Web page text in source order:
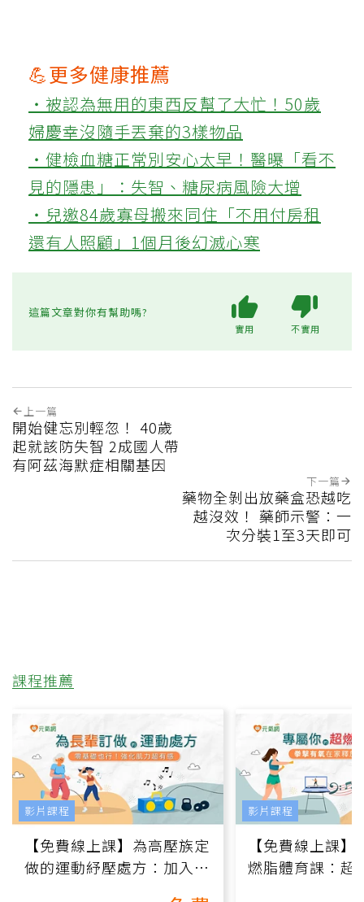
💪更多健康推薦
‧被認為無用的東西反幫了大忙！50歲
婦慶幸沒隨手丟棄的3樣物品
‧健檢血糖正常別安心太早！醫曝「看不
見的隱患」：失智、糖尿病風險大增
‧兒邀84歲寡母搬來同住「不用付房租
還有人照顧」1個月後幻滅心寒
這篇文章對你有幫助嗎?
實用 不實用
上一篇
開始健忘別輕忽！ 40歲
起就該防失智 2成國人帶
有阿茲海默症相關基因
下一篇
藥物全剝出放藥盒恐越吃
越沒效！ 藥師示警：一
次分裝1至3天即可
課程推薦
【免費線上課】為高壓族定
做的運動紓壓處方：加入行
影片課程
【免費線上課
燃脂體育課：超
影片課程